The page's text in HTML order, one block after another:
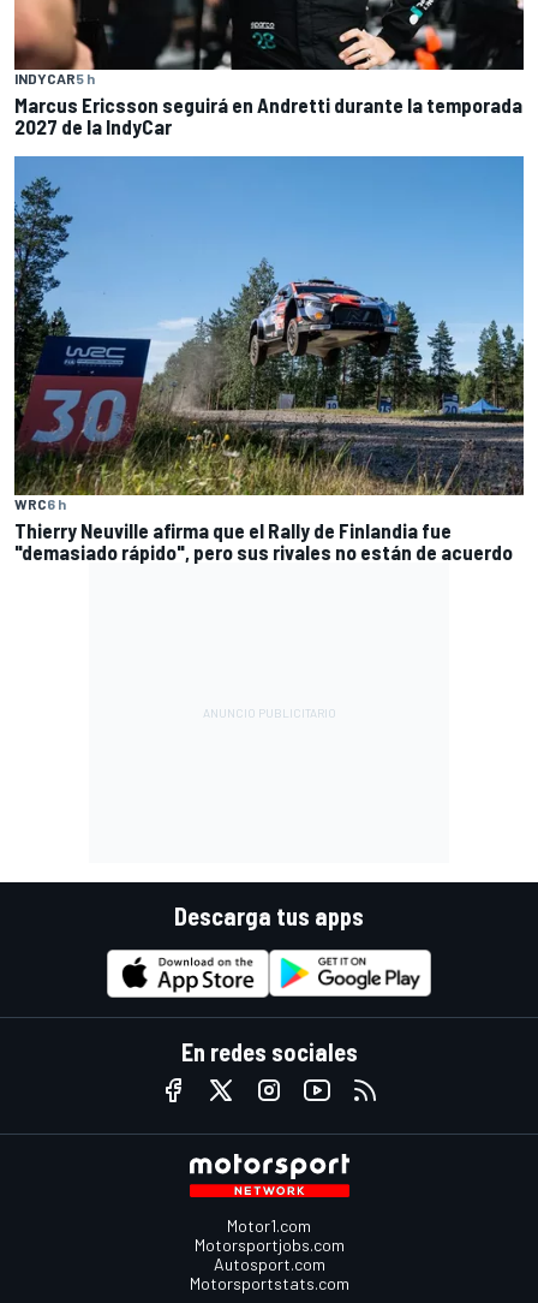
INDYCAR5 h
Marcus Ericsson seguirá en Andretti durante la temporada
2027 de la IndyCar
WRC6 h
Thierry Neuville afirma que el Rally de Finlandia fue
"demasiado rápido", pero sus rivales no están de acuerdo
Descarga tus apps
En redes sociales
Motor1.com
Motorsportjobs.com
Autosport.com
Motorsportstats.com